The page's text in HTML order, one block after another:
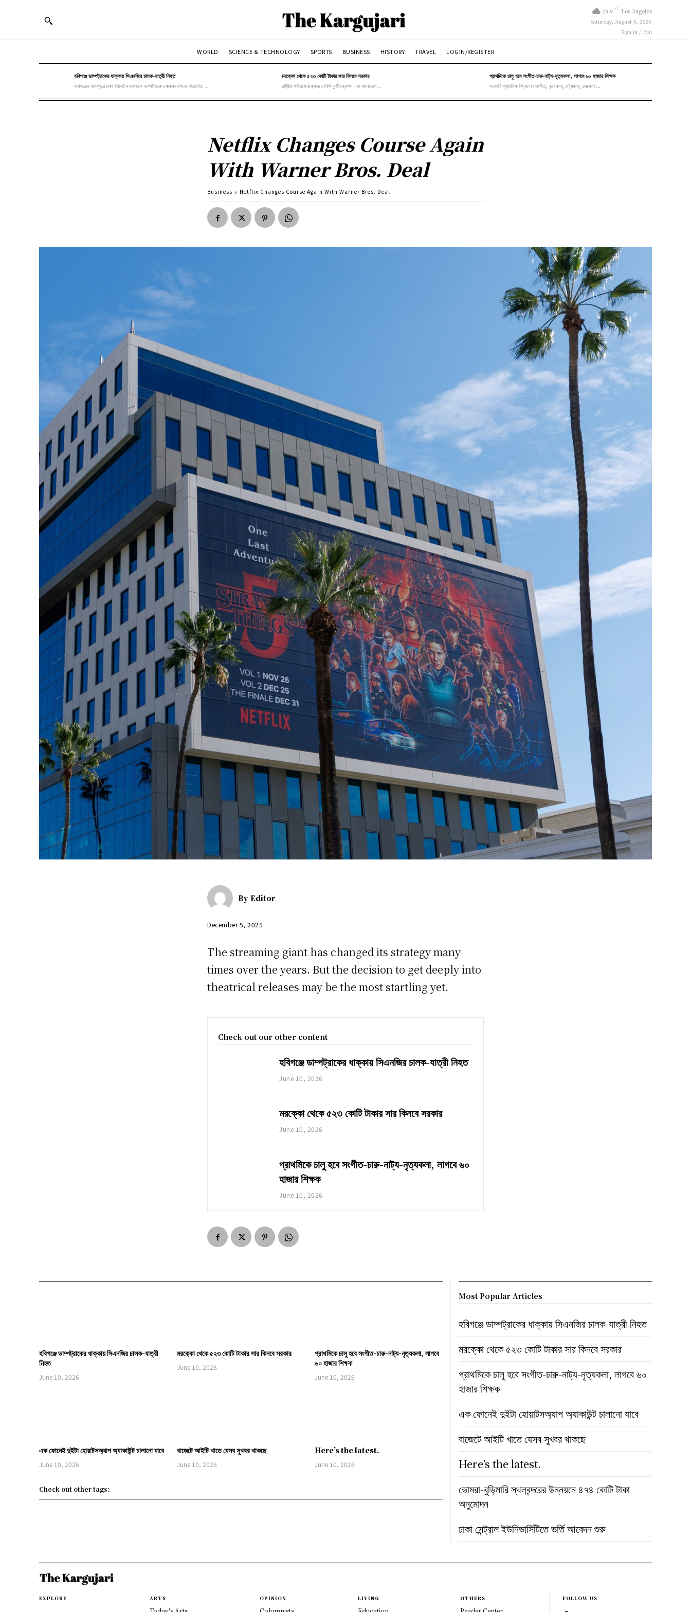
23.9 C Los Angeles
Saturday, August 8, 2026
Sign in / Join
WORLD SCIENCE & TECHNOLOGY SPORTS BUSINESS HISTORY TRAVEL LOGIN/REGISTER
হবিগঞ্জে ডাম্পট্রাকের ধাক্কায় সিএনজির চালক-যাত্রী নিহত
হবিগঞ্জের মাধবপুরে ঢাকা-সিলেট মহাসড়কে ডাম্পট্রাকের ধাক্কায় সিএনজিচালিত...
মরক্কো থেকে ৫২৩ কোটি টাকার সার কিনবে সরকার
রাষ্ট্রীয় পর্যায়ে মরক্কোর ওসিপি ন্যুট্রিক্রপস এবং বাংলাদেশ...
প্রাথমিকে চালু হবে সংগীত-চারু-নাট্য-নৃত্যকলা, লাগবে ৬০ হাজার শিক্ষক
সরকারি প্রাথমিক বিদ্যালয়ে সংগীত, নৃত্যকলা, নাট্যকলা, চারুকলা...
Netflix Changes Course Again
With Warner Bros. Deal
Business Netflix Changes Course Again With Warner Bros. Deal
By Editor
December 5, 2025
The streaming giant has changed its strategy many
times over the years. But the decision to get deeply into
theatrical releases may be the most startling yet.
Check out our other content
হবিগঞ্জে ডাম্পট্রাকের ধাক্কায় সিএনজির চালক-যাত্রী নিহত
June 10, 2026
মরক্কো থেকে ৫২৩ কোটি টাকার সার কিনবে সরকার
June 10, 2026
প্রাথমিকে চালু হবে সংগীত-চারু-নাট্য-নৃত্যকলা, লাগবে ৬০
হাজার শিক্ষক
June 10, 2026
হবিগঞ্জে ডাম্পট্রাকের ধাক্কায় সিএনজির চালক-যাত্রী
নিহত
June 10, 2026
মরক্কো থেকে ৫২৩ কোটি টাকার সার কিনবে সরকার
June 10, 2026
প্রাথমিকে চালু হবে সংগীত-চারু-নাট্য-নৃত্যকলা, লাগবে
৬০ হাজার শিক্ষক
June 10, 2026
এক ফোনেই দুইটা হোয়াটসঅ্যাপ অ্যাকাউন্ট চালানো যাবে
June 10, 2026
বাজেটে আইটি খাতে যেসব সুখবর থাকছে
June 10, 2026
Here’s the latest.
June 10, 2026
Check out other tags:
Most Popular Articles
হবিগঞ্জে ডাম্পট্রাকের ধাক্কায় সিএনজির চালক-যাত্রী নিহত
মরক্কো থেকে ৫২৩ কোটি টাকার সার কিনবে সরকার
প্রাথমিকে চালু হবে সংগীত-চারু-নাট্য-নৃত্যকলা, লাগবে ৬০
হাজার শিক্ষক
এক ফোনেই দুইটা হোয়াটসঅ্যাপ অ্যাকাউন্ট চালানো যাবে
বাজেটে আইটি খাতে যেসব সুখবর থাকছে
Here’s the latest.
ভোমরা-বুড়িমারি স্থলবন্দরের উন্নয়নে ৪৭৪ কোটি টাকা
অনুমোদন
ঢাকা সেন্ট্রাল ইউনিভার্সিটিতে ভর্তি আবেদন শুরু
EXPLORE ARTS OPINION LIVING OTHERS FOLLOW US